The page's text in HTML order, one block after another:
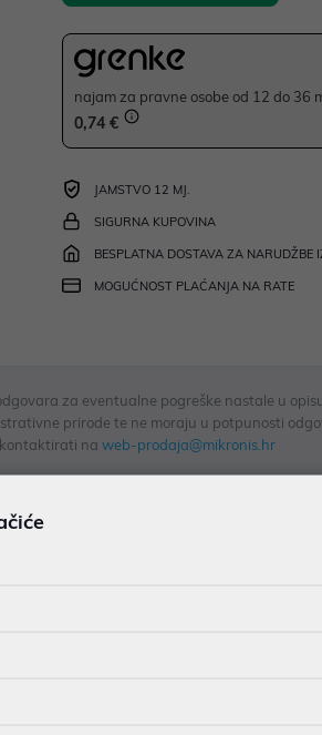
najam za pravne osobe od 12 do 36
0,74 €
JAMSTVO 12 MJ.
SIGURNA KUPOVINA
BESPLATNA DOSTAVA ZA NARUDŽBE
MOGUĆNOST PLAĆANJA NA RATE
za eventualne pogreške nastale u
prirode te ne moraju u potpunosti
na web-prodaja@mikronis.hr
manufactured of high-quality water-
f